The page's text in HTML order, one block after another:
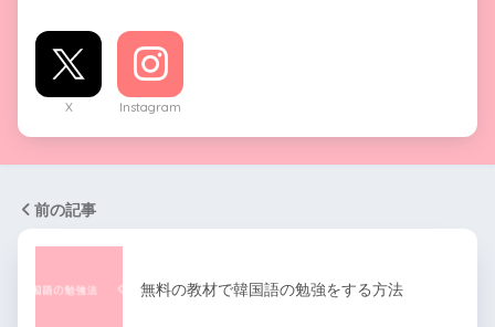
X Instagram
前の記事
無料の教材で韓国語の勉強をする方法